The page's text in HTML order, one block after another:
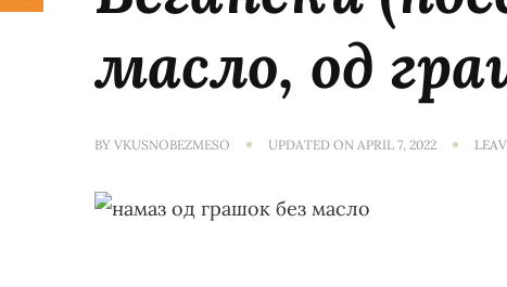
масло, од
BY VKUSNOBEZMESO UPDATED ON APRIL 7, 2022